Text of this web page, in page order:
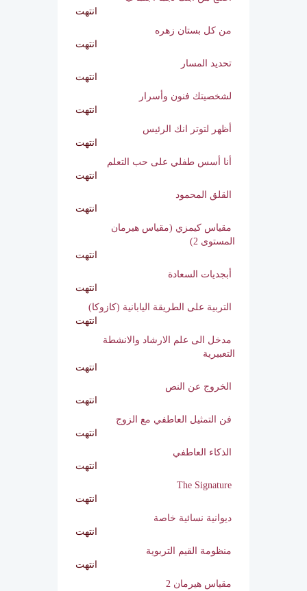
انتهت
اصنع من ابنك نجماً اجتماعياً
انتهت
من كل بستان زهره
انتهت
تحديد المسار
انتهت
لشخصيتك فنون وأسرار
انتهت
أظهر لتوتر انك الرئيس
انتهت
أنا أسس طفلي على حب التعلم
انتهت
القلق المحمود
المستوى 2)
انتهت
أبجديات السعادة
انتهت
التربية على الطريقة اليابانية (كازوكا)
التعبيرية
انتهت
الخروج عن النص
انتهت
فن التمثيل العاطفي مع الزوج
انتهت
الذكاء العاطفي
انتهت
The Signature
انتهت
ديوانية نسائية خاصة
انتهت
منظومة القيم التربوية